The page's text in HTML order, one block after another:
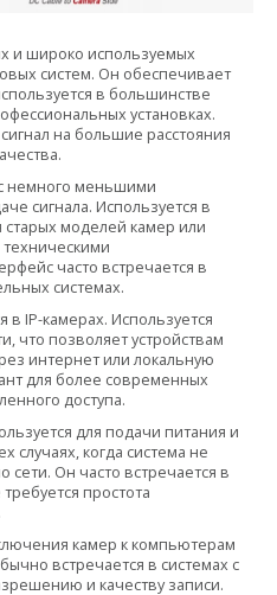
и широко используемых
систем. Он обеспечивает
в большинстве
установках.
на большие расстояния
немного меньшими
сигнала. Используется в
моделей камер или
часто встречается в
системах.
в IP-камерах. Используется
что позволяет устройствам
интернет или локальную
для более современных
доступа.
для подачи питания и
случаях, когда система не
Он часто встречается в
простота
камер к компьютерам
встречается в системах с
и качеству записи.